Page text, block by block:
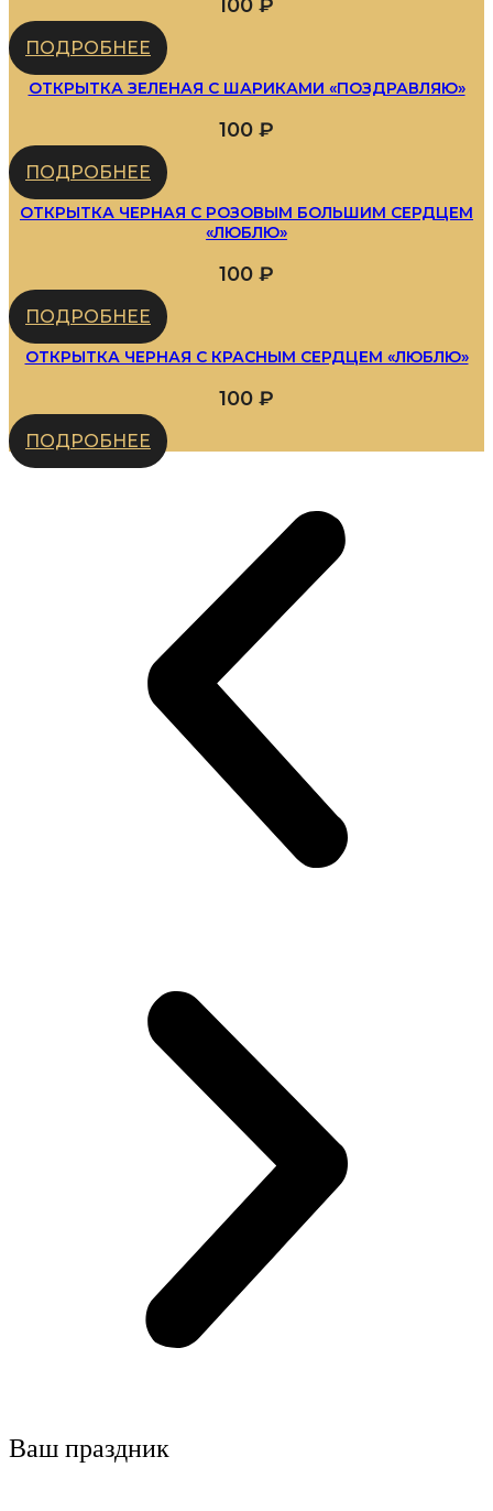
100 ₽
ПОДРОБНЕЕ
ОТКРЫТКА ЗЕЛЕНАЯ С ШАРИКАМИ «ПОЗДРАВЛЯЮ»
100 ₽
ПОДРОБНЕЕ
ОТКРЫТКА ЧЕРНАЯ С РОЗОВЫМ БОЛЬШИМ СЕРДЦЕМ
«ЛЮБЛЮ»
100 ₽
ПОДРОБНЕЕ
ОТКРЫТКА ЧЕРНАЯ С КРАСНЫМ СЕРДЦЕМ «ЛЮБЛЮ»
100 ₽
ПОДРОБНЕЕ
Ваш праздник